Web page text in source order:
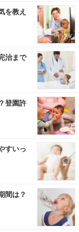
を教え
治まで
登園許
すいっ
間は？